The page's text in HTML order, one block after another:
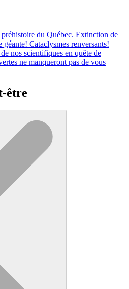
du Québec. Extinction de
géante! Cataclysmes renversants!
nos scientifiques en quête de
ne manqueront pas de vous
être